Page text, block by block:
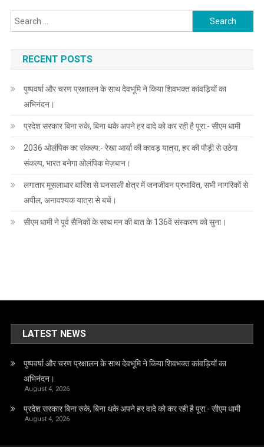
Search
for:
RECENT POSTS
पुष्पवर्षा और चरण प्रक्षालन के साथ देवभूमि ने किया शिवभक्त कांवड़ियों का
अभिनंदन।
प्रदेश सरकार बिना रुके, बिना थके अपने हर वादे को कर रही है पूरा:- सीएम धामी
2036 ओलंपिक का संकल्प:- रेखा आर्या की कावड़ यात्रा, हर की पौड़ी से उठेगा
संकल्प, भारत बनेगा ओलंपिक मेज़बान।
लगातार मूसलाधार बारिश से घनसाली क्षेत्र में जनजीवन प्रभावित, सभी नागरिकों से
अपील, अनावश्यक यात्रा से बचें।
सीएम धामी ने पूर्व सैनिकों के साथ मन की बात के 136वें संस्करण को सुना।
LATEST NEWS
पुष्पवर्षा और चरण प्रक्षालन के साथ देवभूमि ने किया शिवभक्त कांवड़ियों का
अभिनंदन।
August 4, 2026
प्रदेश सरकार बिना रुके, बिना थके अपने हर वादे को कर रही है पूरा:- सीएम धामी
August 4, 2026